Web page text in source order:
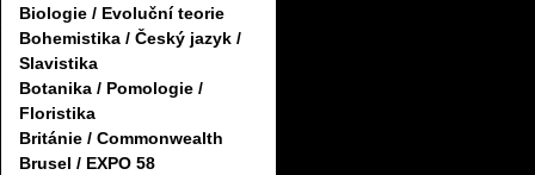
Biologie / Evoluční teorie
Bohemistika / Český jazyk /
Slavistika
Botanika / Pomologie /
Floristika
Británie / Commonwealth
Brusel / EXPO 58